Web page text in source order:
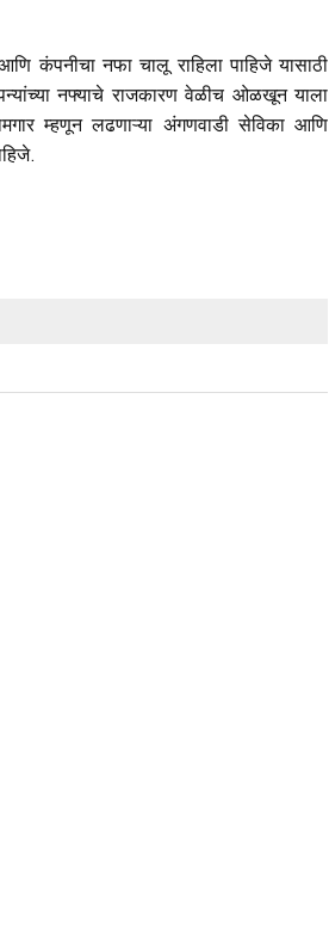
कंपनीचा नफा चालू राहिला पाहिजे यासाठी
नफ्याचे राजकारण वेळीच ओळखून याला
म्हणून लढणाऱ्या अंगणवाडी सेविका आणि